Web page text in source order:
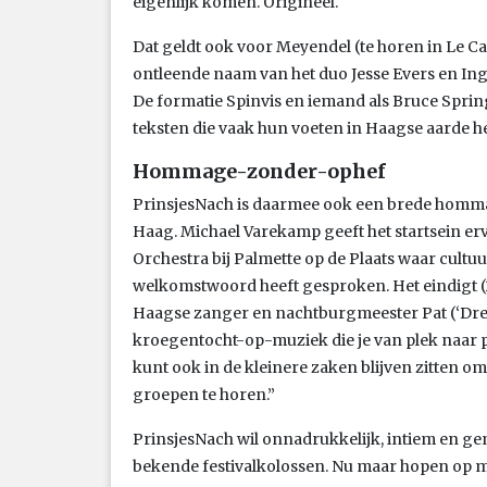
Dat geldt ook voor Meyendel (te horen in Le
ontleende naam van het duo Jesse Evers en
De formatie Spinvis en iemand als Bruce
teksten die vaak hun voeten in Haagse aarde
Hommage-zonder-ophef
PrinsjesNach is daarmee ook een brede
Haag. Michael Varekamp geeft het startsein
Orchestra bij Palmette op de Plaats waar
welkomstwoord heeft gesproken. Het eindigt
Haagse zanger en nachtburgmeester Pat
kroegentocht-op-muziek die je van plek naar
kunt ook in de kleinere zaken blijven zitten
groepen te horen.”
PrinsjesNach wil onnadrukkelijk, intiem en
bekende festivalkolossen. Nu maar hopen op